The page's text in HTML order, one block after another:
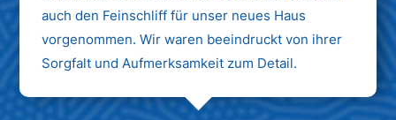
auch den Feinschliff für unser neues Haus
vorgenommen. Wir waren beeindruckt von ihrer
Sorgfalt und Aufmerksamkeit zum Detail.